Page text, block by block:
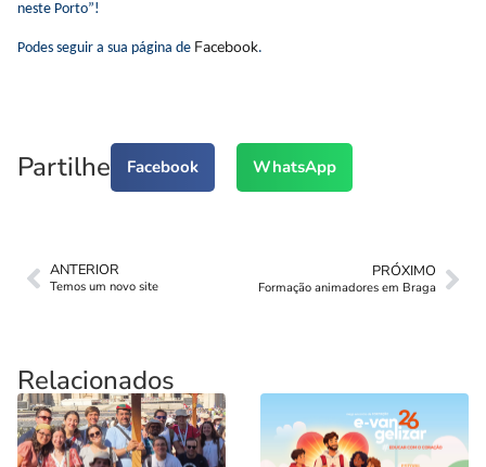
neste Porto”!
Podes seguir a sua página de Facebook.
Partilhe Facebook WhatsApp
ANTERIOR
Temos um novo site
PRÓXIMO
Formação animadores em Braga
Relacionados